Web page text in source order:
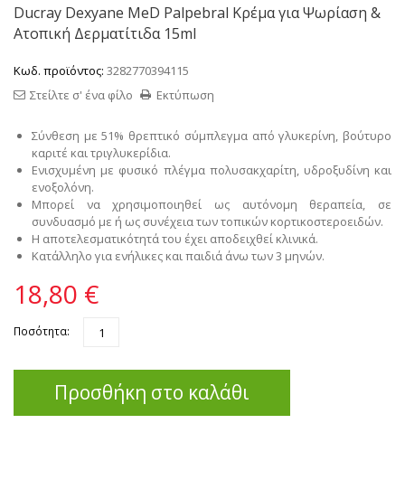
Ducray Dexyane MeD Palpebral Κρέμα για Ψωρίαση &
Ατοπική Δερματίτιδα 15ml
Κωδ. προϊόντος: 3282770394115
Εκτύπωση
Στείλτε σ' ένα φίλο
Σύνθεση με51% θρεπτικό σύμπλεγμααπό γλυκερίνη, βούτυρο
καριτέ και τριγλυκερίδια.
Ενισχυμένη με φυσικό πλέγμα πολυσακχαρίτη, υδροξυδίνη και
ενοξολόνη.
Μπορεί να χρησιμοποιηθεί ως αυτόνομη θεραπεία, σε
συνδυασμό με ή ως συνέχεια των τοπικών κορτικοστεροειδών.
Η αποτελεσματικότητά του έχει αποδειχθεί κλινικά.
Κατάλληλο για ενήλικες και παιδιά άνω των 3 μηνών.
18,80 €
Ποσότητα:
Προσθήκη στο καλάθι